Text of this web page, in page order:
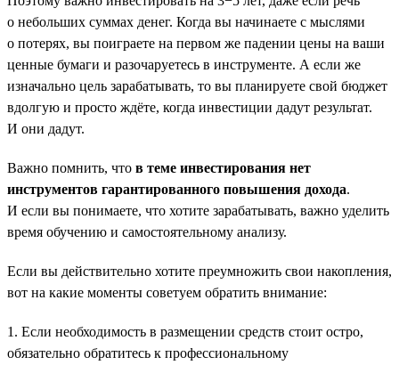
о небольших суммах денег. Когда вы начинаете с мыслями
о потерях, вы поиграете на первом же падении цены на ваши
ценные бумаги и разочаруетесь в инструменте. А если же
изначально цель зарабатывать, то вы планируете свой бюджет
вдолгую и просто ждёте, когда инвестиции дадут результат.
И они дадут.
Важно помнить, что в теме инвестирования нет
инструментов гарантированного повышения дохода.
И если вы понимаете, что хотите зарабатывать, важно уделить
время обучению и самостоятельному анализу.
Если вы действительно хотите преумножить свои накопления,
вот на какие моменты советуем обратить внимание:
1. Если необходимость в размещении средств стоит остро,
обязательно обратитесь к профессиональному